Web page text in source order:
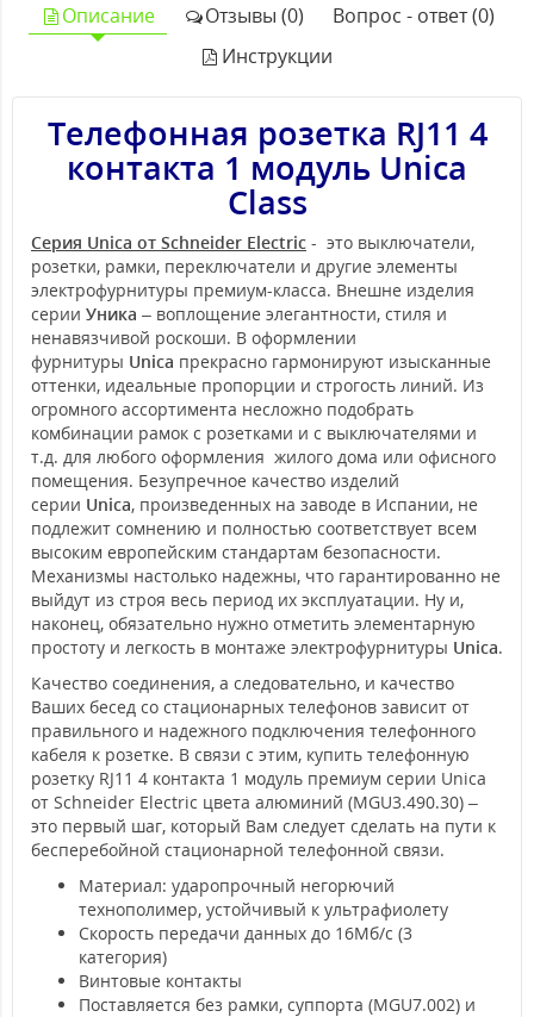
Описание Отзывы (0)
Вопрос - ответ (0)
Инструкции
Телефонная розетка RJ11 4
контакта 1 модуль Unica
Class
Серия Unica от Schneider Electric - это выключатели,
розетки, рамки, переключатели и другие элементы
электрофурнитуры премиум-класса. Внешне изделия
серии Уника – воплощение элегантности, стиля и
ненавязчивой роскоши. В оформлении
фурнитуры Unica прекрасно гармонируют изысканные
оттенки, идеальные пропорции и строгость линий. Из
огромного ассортимента несложно подобрать
комбинации рамок с розетками и с выключателями и
т.д. для любого оформления жилого дома или офисного
помещения. Безупречное качество изделий
серии Unica, произведенных на заводе в Испании, не
подлежит сомнению и полностью соответствует всем
высоким европейским стандартам безопасности.
Механизмы настолько надежны, что гарантированно не
выйдут из строя весь период их эксплуатации. Ну и,
наконец, обязательно нужно отметить элементарную
простоту и легкость в монтаже электрофурнитуры Unica.
Качество соединения, а следовательно, и качество
Ваших бесед со стационарных телефонов зависит от
правильного и надежного подключения телефонного
кабеля к розетке. В связи с этим, купить телефонную
розетку RJ11 4 контакта 1 модуль премиум серии Unica
от Schneider Electric цвета алюминий (MGU3.490.30) –
это первый шаг, который Вам следует сделать на пути к
бесперебойной стационарной телефонной связи.
Материал: ударопрочный негорючий
технополимер, устойчивый к ультрафиолету
Скорость передачи данных до 16Мб/с (3
категория)
Винтовые контакты
Поставляется без рамки, суппорта (MGU7.002) и